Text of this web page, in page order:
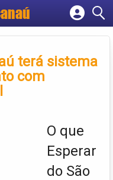
empresa
terá sistema
com
O que
Esperar
do São